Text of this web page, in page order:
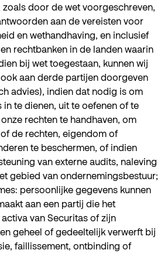
door de wet voorgeschreven,
aan de vereisten voor
en wethandhaving, en inclusief
rechtbanken in de landen waarin
bij wet toegestaan, kunnen wij
aan derde partijen doorgeven
advies), indien dat nodig is om
te dienen, uit te oefenen of te
rechten te handhaven, om
de rechten, eigendom of
te beschermen, of indien
van externe audits, naleving
gebied van ondernemingsbestuur;
persoonlijke gegevens kunnen
aan een partij die het
van Securitas of zijn
geheel of gedeeltelijk verwerft bij
faillissement, ontbinding of